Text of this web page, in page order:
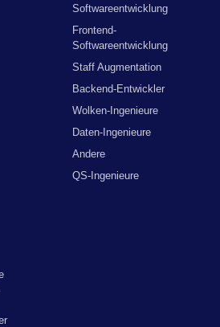
Softwareentwicklung
Frontend-
Softwareentwicklung
Staff Augmentation
Backend-Entwickler
Wolken-Ingenieure
Daten-Ingenieure
Andere
QS-Ingenieure